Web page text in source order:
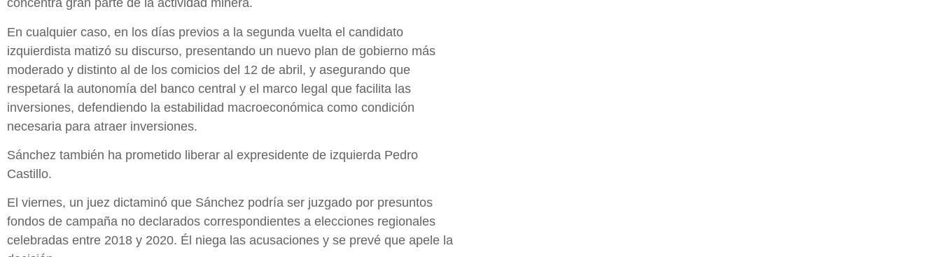
concentra gran parte de la actividad minera.
En cualquier caso, en los días previos a la segunda vuelta el candidato
izquierdista matizó su discurso, presentando un nuevo plan de gobierno más
moderado y distinto al de los comicios del 12 de abril, y asegurando que
respetará la autonomía del banco central y el marco legal que facilita las
inversiones, defendiendo la estabilidad macroeconómica como condición
necesaria para atraer inversiones.
Sánchez también ha prometido liberar al expresidente de izquierda Pedro
Castillo.
El viernes, un juez dictaminó que Sánchez podría ser juzgado por presuntos
fondos de campaña no declarados correspondientes a elecciones regionales
celebradas entre 2018 y 2020. Él niega las acusaciones y se prevé que apele la